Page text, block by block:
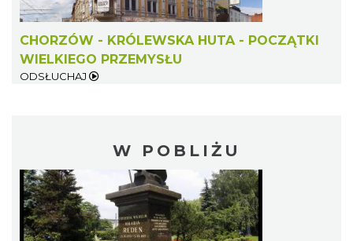
CHORZÓW - KRÓLEWSKA HUTA - POCZĄTKI
WIELKIEGO PRZEMYSŁU
ODSŁUCHAJ
W POBLIŻU